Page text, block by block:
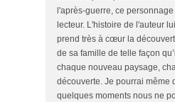
l'après-guerre, ce
lecteur. L'histoire de l'auteur
prend très à cœur la
de sa famille de telle façon
chaque nouveau paysage,
découverte. Je pourrai même
quelques moments nous ne